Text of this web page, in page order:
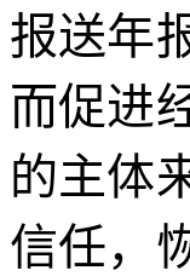
报送年
而促进
的主体
信任，